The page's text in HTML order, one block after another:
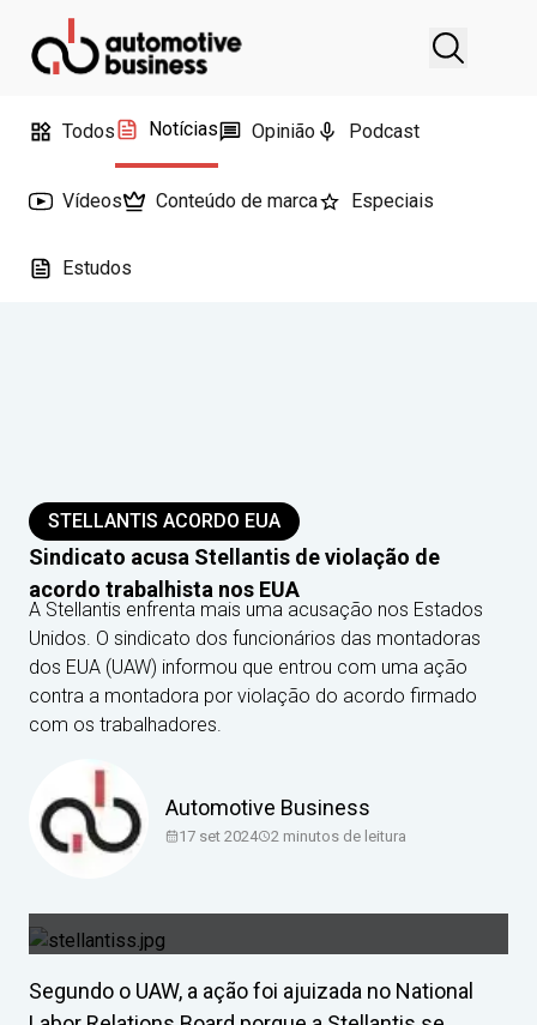
Todos Notícias Opinião Podcast
Vídeos Conteúdo de marca Especiais
Estudos
STELLANTIS ACORDO EUA
Sindicato acusa Stellantis de violação de
acordo trabalhista nos EUA
A Stellantis enfrenta mais uma acusação nos Estados
Unidos. O sindicato dos funcionários das montadoras
dos EUA (UAW) informou que entrou com uma ação
contra a montadora por violação do acordo firmado
com os trabalhadores.
Automotive Business
17 set 2024 2 minutos de leitura
Segundo o UAW, a ação foi ajuizada no National